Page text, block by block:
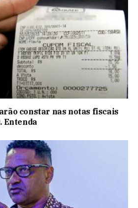
constar nas notas fiscais
Entenda